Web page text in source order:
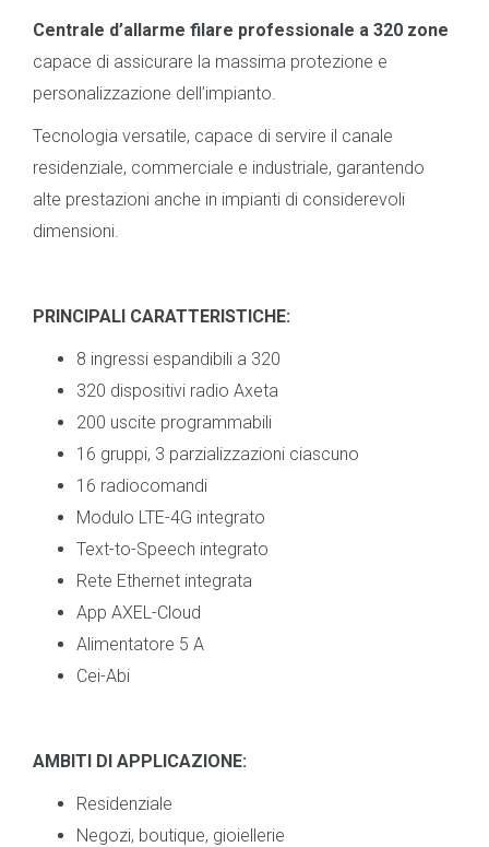
Centrale d’allarme filare professionale a 320 zone
capace di assicurare la massima protezione e
personalizzazione dell’impianto.
Tecnologia versatile, capace di servire il canale
residenziale, commerciale e industriale, garantendo
alte prestazioni anche in impianti di considerevoli
dimensioni.
PRINCIPALI CARATTERISTICHE:
8 ingressi espandibili a 320
320 dispositivi radio Axeta
200 uscite programmabili
16 gruppi, 3 parzializzazioni ciascuno
16 radiocomandi
Modulo LTE-4G integrato
Text-to-Speech integrato
Rete Ethernet integrata
App AXEL-Cloud
Alimentatore 5 A
Cei-Abi
AMBITI DI APPLICAZIONE:
Residenziale
Negozi, boutique, gioiellerie